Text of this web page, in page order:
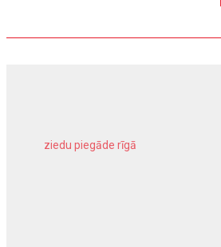
ziedu piegāde rīgā